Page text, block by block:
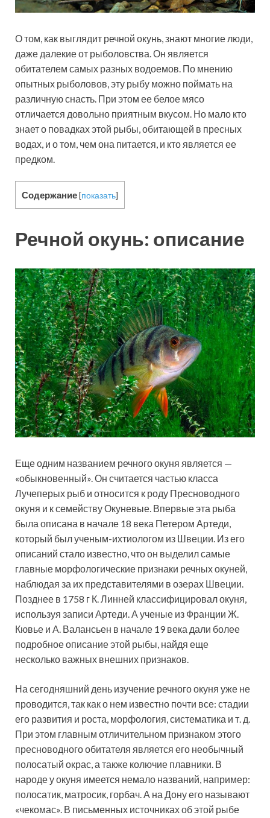
О том, как выглядит речной окунь, знают многие люди,
даже далекие от рыболовства. Он является
обитателем самых разных водоемов. По мнению
опытных рыболовов, эту рыбу можно поймать на
различную снасть. При этом ее белое мясо
отличается довольно приятным вкусом. Но мало кто
знает о повадках этой рыбы, обитающей в пресных
водах, и о том, чем она питается, и кто является ее
предком.
Содержание [показать]
Речной окунь: описание
Еще одним названием речного окуня является —
«обыкновенный». Он считается частью класса
Лучеперых рыб и относится к роду Пресноводного
окуня и к семейству Окуневые. Впервые эта рыба
была описана в начале 18 века Петером Артеди,
который был ученым-ихтиологом из Швеции. Из его
описаний стало известно, что он выделил самые
главные морфологические признаки речных окуней,
наблюдая за их представителями в озерах Швеции.
Позднее в 1758 г К. Линней классифицировал окуня,
используя записи Артеди. А ученые из Франции Ж.
Кювье и А. Валансьен в начале 19 века дали более
подробное описание этой рыбы, найдя еще
несколько важных внешних признаков.
На сегодняшний день изучение речного окуня уже не
проводится, так как о нем известно почти все: стадии
его развития и роста, морфология, систематика и т. д.
При этом главным отличительном признаком этого
пресноводного обитателя является его необычный
полосатый окрас, а также колючие плавники. В
народе у окуня имеется немало названий, например:
полосатик, матросик, горбач. А на Дону его называют
«чекомас». В письменных источниках об этой рыбе